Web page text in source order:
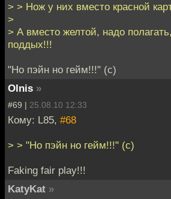
> > Нож у них вместо красной
>
> А вместо желтой, надо
поддых!!!
"Но пэйн но гейм!!!" (с)
Olnis »
#69 | 25.08.10 12:33
Кому: L85, #68
> > "Но пэйн но гейм!!!" (с)
Faking fair play!!!
KatyKat »